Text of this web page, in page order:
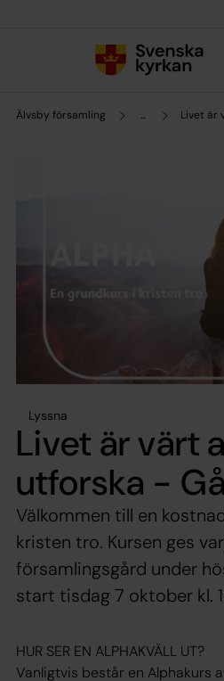
Älvsby församling ... Livet är
Lyssna
Livet är värt
utforska -
Välkommen till en
kristen tro. Kursen ges
församlingsgård under
start tisdag 7 oktober kl.
HUR SER EN ALPHAKVÄLL UT?
Vanligtvis består en Alphakurs